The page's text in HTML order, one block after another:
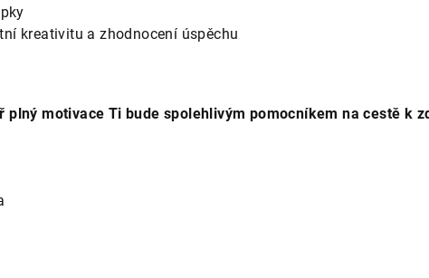
kreativitu a zhodnocení úspěchu
plný motivace Ti bude spolehlivým pomocníkem na cestě k